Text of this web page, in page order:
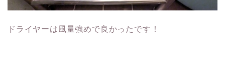
ドライヤーは風量強めで良かったです！